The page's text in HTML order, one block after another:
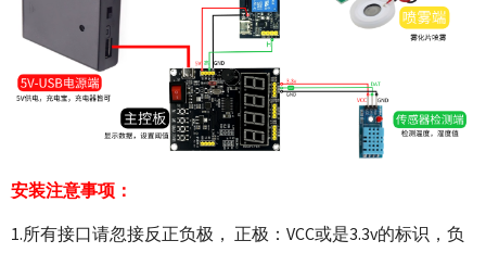
安装注意事项：
1.所有接口请忽接反正负极， 正极：VCC或是3.3v的标识，负